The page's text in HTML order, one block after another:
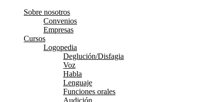
Sobre nosotros
Convenios
Empresas
Cursos
Logopedia
Deglución/Disfagia
Voz
Habla
Lenguaje
Funciones orales
Audición